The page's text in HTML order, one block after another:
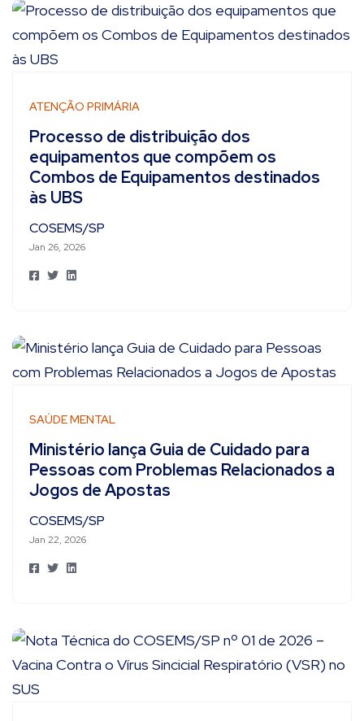
ATENÇÃO PRIMÁRIA
Processo de distribuição dos
equipamentos que compõem os
Combos de Equipamentos destinados
às UBS
COSEMS/SP
Jan 26, 2026
SAÚDE MENTAL
Ministério lança Guia de Cuidado para
Pessoas com Problemas Relacionados a
Jogos de Apostas
COSEMS/SP
Jan 22, 2026